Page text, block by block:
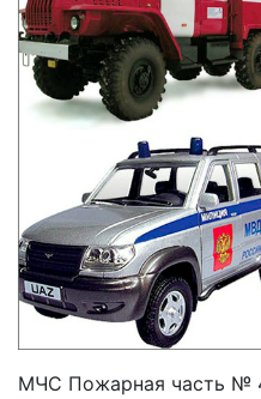
МЧС Пожарная часть №